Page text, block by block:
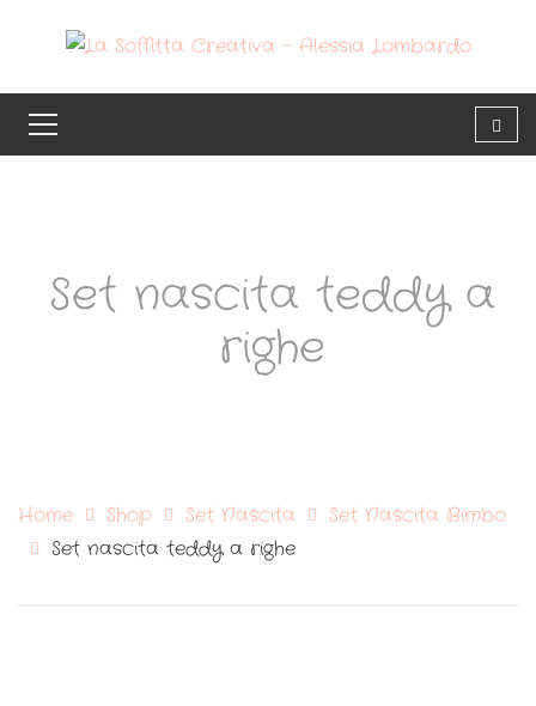
Set nascita teddy a
righe
Home Shop Set Nascita
Set Nascita Bimbo
Set nascita teddy a righe